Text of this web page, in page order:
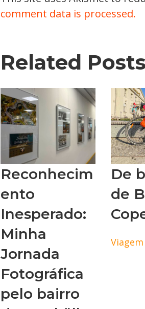
comment data is processed.
Related Posts
Reconhecim
ento
Inesperado:
Minha
Jornada
Fotográfica
pelo bairro
De
de
Viagem